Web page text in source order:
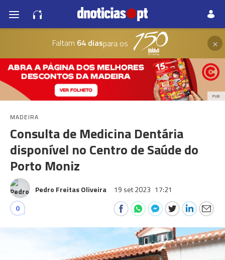
Faltam 64 diaspara os ×
PUB
MADEIRA
Consulta de Medicina Dentária
disponível no Centro de Saúde do
Porto Moniz
Pedro Freitas Oliveira 19 set 2023 17:21
0